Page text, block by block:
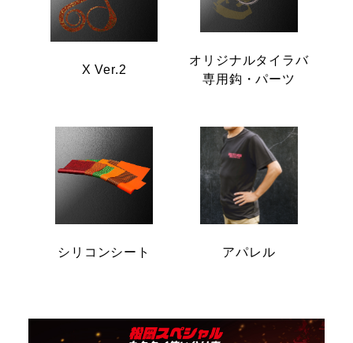
X Ver.2
オリジナルタイラバ
専用鈎・パーツ
シリコンシート アパレル